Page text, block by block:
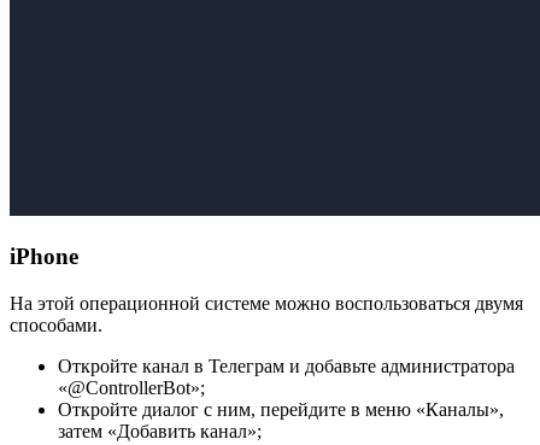
iPhone
На этой операционной системе можно воспользоваться двумя
способами.
Откройте канал в Телеграм и добавьте администратора
«@ControllerBot»;
Откройте диалог с ним, перейдите в меню «Каналы»,
затем «Добавить канал»;